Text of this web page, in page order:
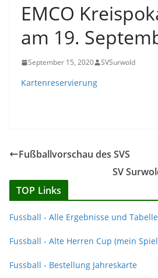
EMCO
am 19.
September 15, 2020 SVSurwold
Kartenreservierung
Fußballvorschau des SVS
SV
TOP Links
Fussball - Alle Ergebnisse und
Fussball - Alte Herren Cup (mein
Fussball - Bestellung Jahreskarte